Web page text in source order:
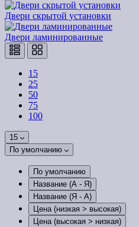
Двери скрытой установки
Двери ламинированные
15
25
50
75
100
15
По умолчанию
По умолчанию
Название (А - Я)
Название (Я - А)
Цена (низкая > высокая)
Цена (высокая > низкая)